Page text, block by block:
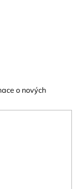
o nových